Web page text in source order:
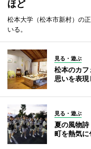
ほど
松本大学（松本市新村）の
いる。
見る・遊ぶ
松本のカ
思いを表
見る・遊ぶ
夏の風物
町を熱気に